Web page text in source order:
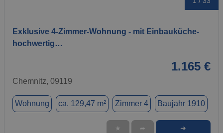
Exklusive 4-Zimmer-Wohnung - mit Einbauküche-
hochwertig…
1.165 €
Chemnitz, 09119
Wohnung ca. 129,47 m² Zimmer 4 Baujahr 1910
★ ➦ ➜